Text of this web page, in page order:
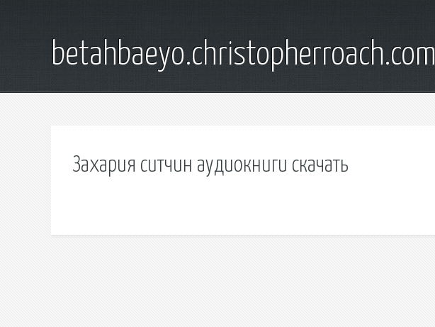
betahbaeyo.christopherroach.com
Захария ситчин аудиокниги скачать